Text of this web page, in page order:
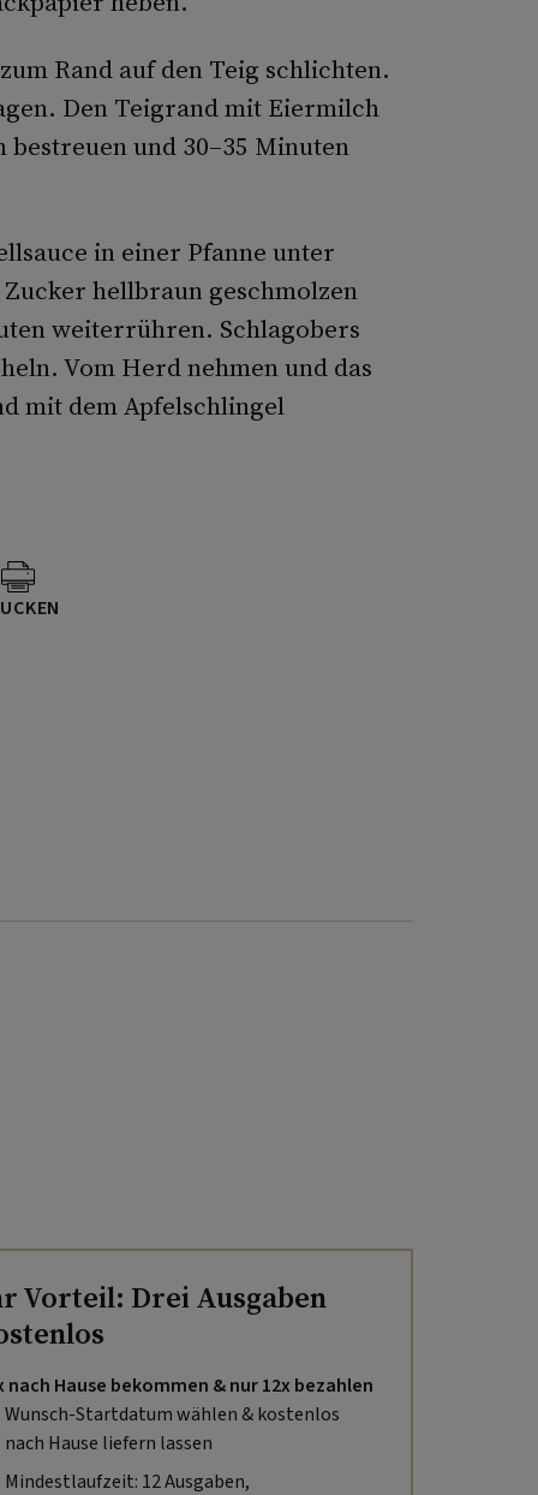
Rand auf den Teig schlichten.
Den Teigrand mit Eiermilch
und 30–35 Minuten
in einer Pfanne unter
hellbraun geschmolzen
weiterrühren. Schlagobers
Vom Herd nehmen und das
mit dem Apfelschlingel
Vorteil: Drei Ausgaben
nach Hause bekommen & nur 12x bezahlen
Wunsch-Startdatum wählen & kostenlos
nach Hause liefern lassen
Mindestlaufzeit: 12 Ausgaben,